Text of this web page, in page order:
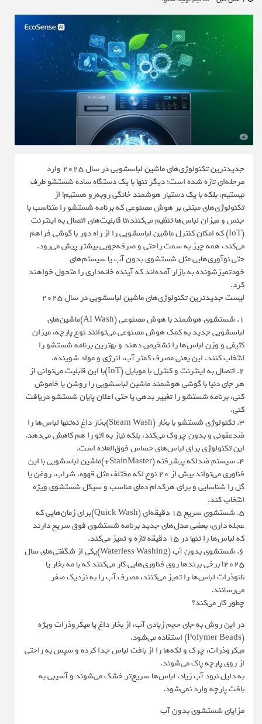
جدیدترین تکنولوژی‌های ماشین لباسشویی در سال ۲۰۲۵ وارد
مرحله‌ای تازه شده است؛ دیگر تنها با یک دستگاه ساده شستشو طرف
نیستیم، بلکه با یک دستیار هوشمند خانگی روبه‌رو هستیم! از
تکنولوژی‌های مبتنی بر هوش مصنوعی که برنامه شستشو را متناسب با
جنس و میزان لباس‌ها تنظیم می‌کنند،تا قابلیت‌های اتصال به اینترنت
(IoT) که امکان کنترل ماشین لباسشویی را از راه دور با گوشی فراهم
می‌کند، همه چیز به سمت راحتی و صرفه‌جویی بیشتر پیش می‌رود.
حتی نوآوری‌هایی مثل شستشوی بدون آب یا سیستم‌های
خودتمیزشونده به بازار آمده‌اند که آینده خانه‌داری را متحول خواهند
کرد.
لیست جدیدترین تکنولوژی‌های ماشین لباسشویی در سال ۲۰۲۵
1. شستشوی هوشمند با هوش مصنوعی (AI Wash)ماشین‌های
لباسشویی جدید به کمک هوش مصنوعی می‌توانند نوع پارچه، میزان
کثیفی و وزن لباس‌ها را تشخیص دهند و بهترین برنامه شستشو را
انتخاب کنند. این یعنی مصرف کمتر آب، انرژی و مواد شوینده.
2. اتصال به اینترنت و کنترل با موبایل (IoT)با این قابلیت می‌توانی از
هر جای دنیا با گوشی هوشمند ماشین لباسشویی را روشن یا خاموش
کنی، برنامه شستشو را تغییر بدهی یا حتی اعلان پایان شستشو دریافت
کنی.
3. تکنولوژی شستشو با بخار (Steam Wash)بخار داغ نه‌تنها لباس‌ها را
ضدعفونی و بدون چروک می‌کند، بلکه نیاز به اتو را هم کاهش می‌دهد.
این تکنولوژی برای لباس‌های حساس فوق‌العاده است.
4. سیستم ضدلکه پیشرفته (StainMaster+)ماشین لباسشویی با این
فناوری می‌تواند بیش از ۲۰ نوع لکه مختلف مثل قهوه، شراب، روغن یا
گل را شناسایی و برای هرکدام دمای مناسب و سیکل شستشوی ویژه
انتخاب کند.
5. شستشوی سریع ۱۵ دقیقه‌ای (Quick Wash)برای زمان‌هایی که
عجله داری، بعضی مدل‌های جدید برنامه شستشوی فوق سریع دارند
که لباس‌ها را تنها در ۱۵ دقیقه تازه و تمیز می‌کند.
6. شستشوی بدون آب (Waterless Washing)یکی از شگفتی‌های سال
۲۰۲۵! برخی برندها روی فناوری‌هایی کار می‌کنند که با مه بخار یا
نانوذرات لباس‌ها را تمیز می‌کنند، مصرف آب را به نزدیک صفر
می‌رسانند.
چطور کار می‌کند؟
در این روش به جای حجم زیادی آب، از بخار داغ یا میکروذرات ویژه
(Polymer Beads) استفاده می‌شود.
میکروذرات، چرک و لکه‌ها را از بافت لباس جدا کرده و سپس به راحتی
از روی پارچه پاک می‌شوند.
به دلیل نبود آب زیاد، لباس‌ها سریع‌تر خشک می‌شوند و آسیبی به
بافت پارچه وارد نمی‌شود.
مزایای شستشوی بدون آب